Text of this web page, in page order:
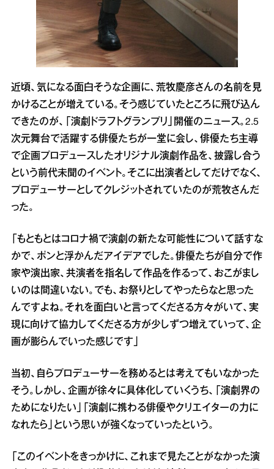
近頃、気になる面白そうな企画に、荒牧慶彦さんの名前を見
かけることが増えている。そう感じていたところに飛び込ん
できたのが、「演劇ドラフトグランプリ」開催のニュース。2.5
次元舞台で活躍する俳優たちが一堂に会し、俳優たち主導
で企画プロデュースしたオリジナル演劇作品を、披露し合う
という前代未聞のイベント。そこに出演者としてだけでなく、
プロデューサーとしてクレジットされていたのが荒牧さんだ
った。
「もともとはコロナ禍で演劇の新たな可能性について話すな
かで、ポンと浮かんだアイデアでした。俳優たちが自分で作
家や演出家、共演者を指名して作品を作るって、おこがまし
いのは間違いない。でも、お祭りとしてやったらなと思った
んですよね。それを面白いと言ってくださる方々がいて、実
現に向けて協力してくださる方が少しずつ増えていって、企
画が膨らんでいった感じです」
当初、自らプロデューサーを務めるとは考えてもいなかった
そう。しかし、企画が徐々に具体化していくうち、「演劇界の
ためになりたい」「演劇に携わる俳優やクリエイターの力に
なれたら」という思いが強くなっていったという。
「このイベントをきっかけに、これまで見たことがなかった演